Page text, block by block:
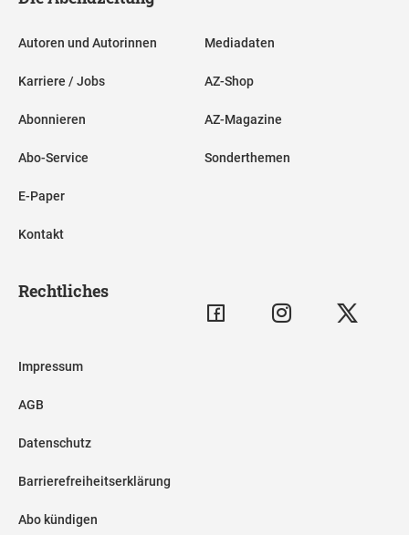
Autoren und Autorinnen
Karriere / Jobs
Abonnieren
Abo-Service
E-Paper
Kontakt
Mediadaten
AZ-Shop
AZ-Magazine
Sonderthemen
Rechtliches
Impressum
AGB
Datenschutz
Barrierefreiheitserklärung
Abo kündigen